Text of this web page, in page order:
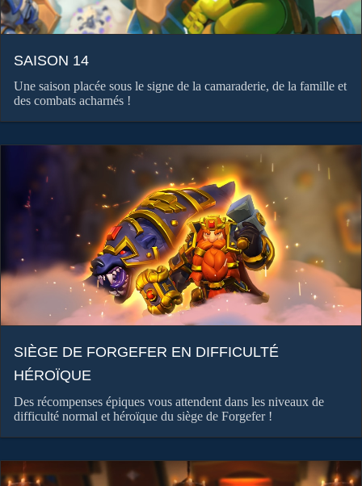
SAISON 14
Une saison placée sous le signe de la camaraderie, de la famille et
des combats acharnés !
SIÈGE DE FORGEFER EN DIFFICULTÉ
HÉROÏQUE
Des récompenses épiques vous attendent dans les niveaux de
difficulté normal et héroïque du siège de Forgefer !